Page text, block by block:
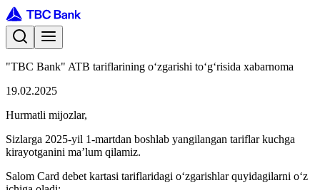
"TBC Bank" ATB tariflarining o‘zgarishi to‘g‘risida xabarnoma
19.02.2025
Hurmatli mijozlar,
Sizlarga 2025-yil 1-martdan boshlab yangilangan tariflar kuchga
kirayotganini ma’lum qilamiz.
Salom Card debet kartasi tariflaridagi o‘zgarishlar quyidagilarni o‘z